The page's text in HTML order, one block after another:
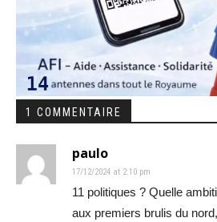
1 COMMENTAIRE
paulo
17/12/2024 at 2:10 pm
11 politiques ? Quelle
aux premiers brulis du